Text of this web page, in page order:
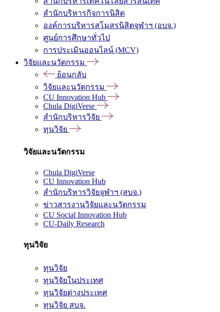
สำนักบริหารกิจการนิสิต
องค์การบริหารสโมสรนิสิตจุฬาฯ (อบจ.)
ศูนย์การศึกษาทั่วไป
การประเมินออนไลน์ (MCV)
วิจัยและนวัตกรรม
ย้อนกลับ
วิจัยและนวัตกรรม
CU Innovation Hub
Chula DigiVerse
สำนักบริหารวิจัย
ทุนวิจัย
วิจัยและนวัตกรรม
Chula DigiVerse
CU Innovation Hub
สำนักบริหารวิจัยจุฬาฯ (สบจ.)
ข่าวสารงานวิจัยและนวัตกรรม
CU Social Innovation Hub
CU-Daily Research
ทุนวิจัย
ทุนวิจัย
ทุนวิจัยในประเทศ
ทุนวิจัยต่างประเทศ
ทุนวิจัย สบจ.